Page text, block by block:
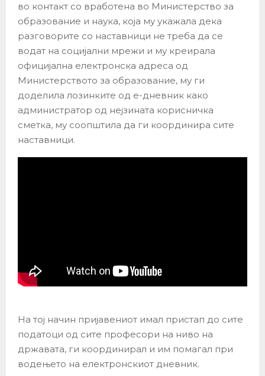
во контакт со вработена во Министерство за
образование и наука, која му укажала дека
разговорите со наставници не треба да се
водат на социјални мрежи и му креирала
официјална електронска адреса од
Министерството за образование, му ги
доделила лозинките од е-дневник како
администратор од нејзината корисничка
сметка, му соопштила да ги координира сите
наставници.
На тој начин пријавениот имал пристап до сите
податоци од сите професори на ниво на
државата, ги координирал и им помагал при
водењето на електронскиот дневник.